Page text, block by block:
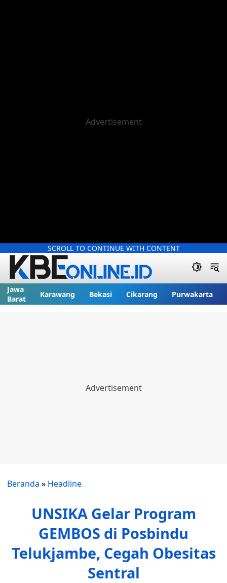
SCROLL TO CONTINUE WITH CONTENT
Jawa
Barat
Karawang Bekasi Cikarang Purwakarta
Beranda » Headline
UNSIKA Gelar Program
GEMBOS di Posbindu
Telukjambe, Cegah Obesitas
Sentral